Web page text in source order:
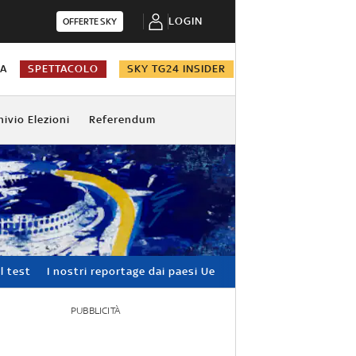
OFFERTE SKY LOGIN
SPETTACOLO SKY TG24 INSIDER
Elezioni Referendum
test I nostri reportage dai paesi Ue
PUBBLICITÀ